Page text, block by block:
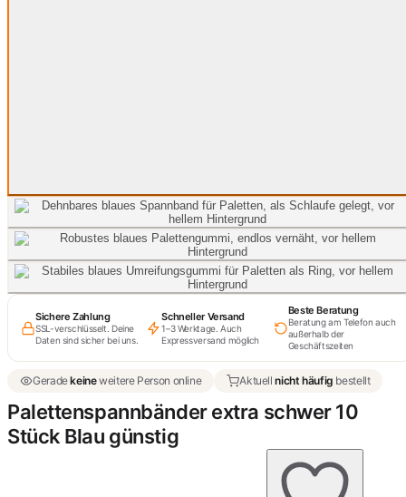
Sichere Zahlung
SSL-verschlüsselt. Deine
Daten sind sicher bei uns.
Schneller Versand
1–3 Werktage. Auch
Expressversand möglich
Beste Beratung
Beratung am Telefon auch
außerhalb der
Geschäftszeiten
Geradekeineweitere Person online Aktuellnicht häufig bestellt
Palettenspannbänder extra schwer 10
Stück Blau günstig